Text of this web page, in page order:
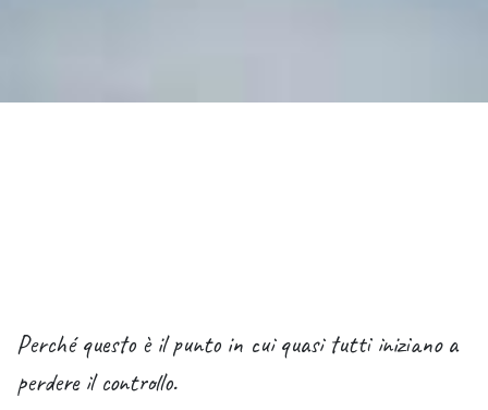
Perché questo è il punto in cui quasi tutti iniziano a
perdere il controllo.